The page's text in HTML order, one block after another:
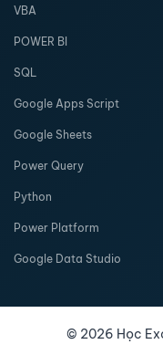
VBA
POWER BI
SQL
Google Apps Script
Google Sheets
Power Query
Python
Power Platform
Google Data Studio
© 2026 Học